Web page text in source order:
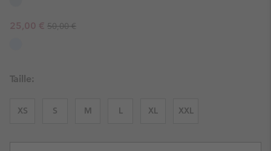
Sale price:
25,00 € Regular price:
50,00 €
Taille:
XS S M L XL XXL